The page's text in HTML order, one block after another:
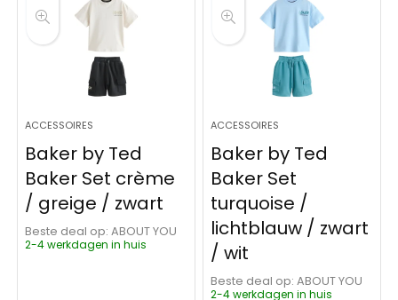
ACCESSOIRES
Baker by Ted
Baker Set crème
/ greige / zwart
Beste deal op:
ABOUT YOU
2-4 werkdagen in huis
ACCESSOIRES
Baker by Ted
Baker Set
turquoise /
lichtblauw / zwart
/ wit
Beste deal op:
ABOUT YOU
2-4 werkdagen in huis